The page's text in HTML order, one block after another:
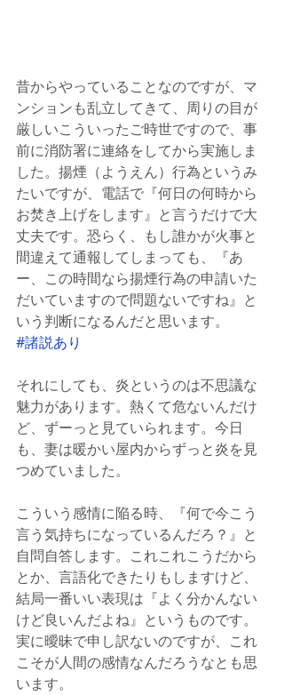
昔からやっていることなのですが、マ
ンションも乱立してきて、周りの目が
厳しいこういったご時世ですので、事
前に消防署に連絡をしてから実施しま
した。揚煙（ようえん）行為というみ
たいですが、電話で『何日の何時から
お焚き上げをします』と言うだけで大
丈夫です。恐らく、もし誰かが火事と
間違えて通報してしまっても、『あ
ー、この時間なら揚煙行為の申請いた
だいていますので問題ないですね』と
いう判断になるんだと思います。
#諸説あり
それにしても、炎というのは不思議な
魅力があります。熱くて危ないんだけ
ど、ずーっと見ていられます。今日
も、妻は暖かい屋内からずっと炎を見
つめていました。
こういう感情に陥る時、『何で今こう
言う気持ちになっているんだろ？』と
自問自答します。これこれこうだから
とか、言語化できたりもしますけど、
結局一番いい表現は『よく分かんない
けど良いんだよね』というものです。
実に曖昧で申し訳ないのですが、これ
こそが人間の感情なんだろうなとも思
います。